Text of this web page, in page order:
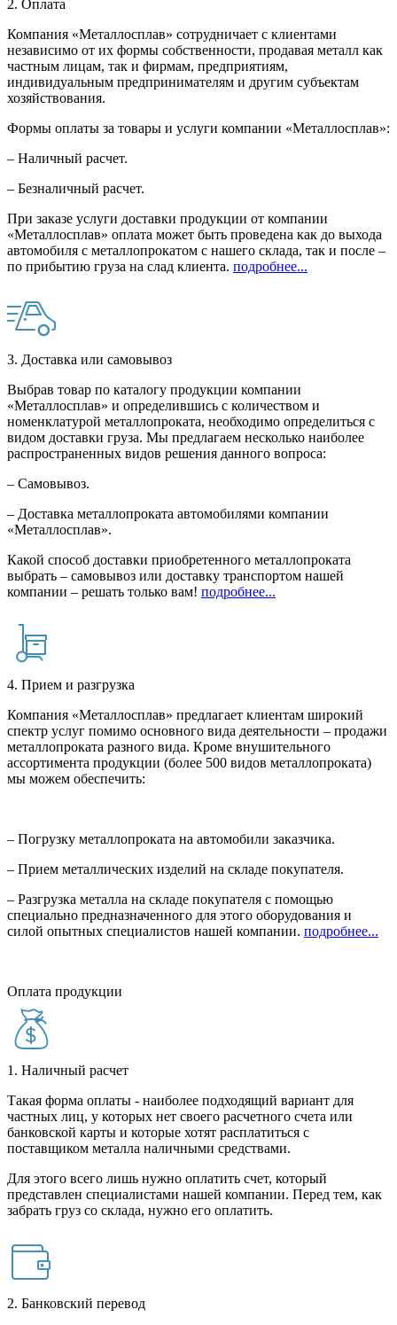
2. Оплата
Компания «Металлосплав» сотрудничает с клиентами
независимо от их формы собственности, продавая металл как
частным лицам, так и фирмам, предприятиям,
индивидуальным предпринимателям и другим субъектам
хозяйствования.
Формы оплаты за товары и услуги компании «Металлосплав»:
– Наличный расчет.
– Безналичный расчет.
При заказе услуги доставки продукции от компании
«Металлосплав» оплата может быть проведена как до выхода
автомобиля с металлопрокатом с нашего склада, так и после –
по прибытию груза на слад клиента. подробнее...
3. Доставка или самовывоз
Выбрав товар по каталогу продукции компании
«Металлосплав» и определившись с количеством и
номенклатурой металлопроката, необходимо определиться с
видом доставки груза. Мы предлагаем несколько наиболее
распространенных видов решения данного вопроса:
– Самовывоз.
– Доставка металлопроката автомобилями компании
«Металлосплав».
Какой способ доставки приобретенного металлопроката
выбрать – самовывоз или доставку транспортом нашей
компании – решать только вам! подробнее...
4. Прием и разгрузка
Компания «Металлосплав» предлагает клиентам широкий
спектр услуг помимо основного вида деятельности – продажи
металлопроката разного вида. Кроме внушительного
ассортимента продукции (более 500 видов металлопроката)
мы можем обеспечить:
– Погрузку металлопроката на автомобили заказчика.
– Прием металлических изделий на складе покупателя.
– Разгрузка металла на складе покупателя с помощью
специально предназначенного для этого оборудования и
силой опытных специалистов нашей компании. подробнее...
Оплата продукции
1. Наличный расчет
Такая форма оплаты - наиболее подходящий вариант для
частных лиц, у которых нет своего расчетного счета или
банковской карты и которые хотят расплатиться с
поставщиком металла наличными средствами.
Для этого всего лишь нужно оплатить счет, который
представлен специалистами нашей компании. Перед тем, как
забрать груз со склада, нужно его оплатить.
2. Банковский перевод